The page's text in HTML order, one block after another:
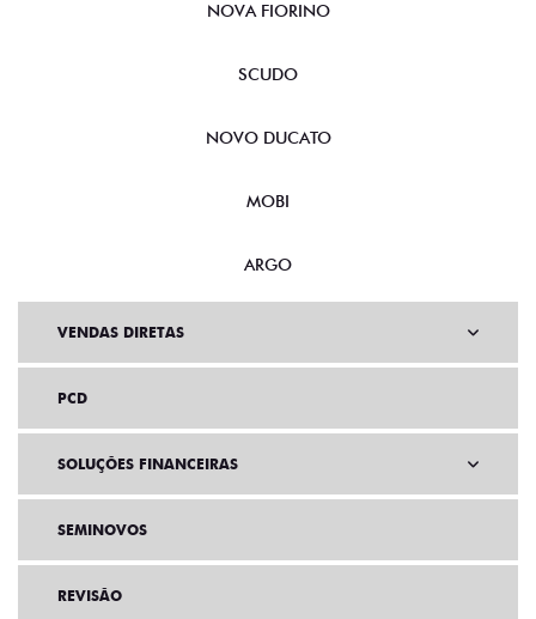
NOVA FIORINO
SCUDO
NOVO DUCATO
MOBI
ARGO
VENDAS DIRETAS
PCD
SOLUÇÕES FINANCEIRAS
SEMINOVOS
REVISÃO